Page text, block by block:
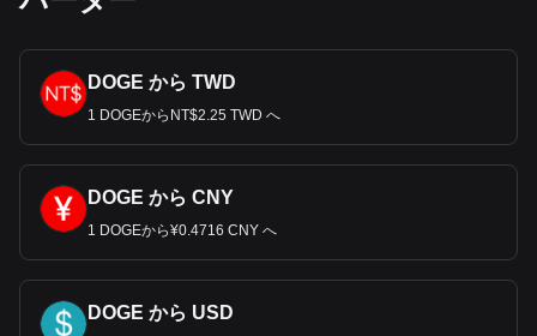
DOGE から TWD
1 DOGEからNT$2.25 TWD へ
DOGE から CNY
1 DOGEから¥0.4716 CNY へ
DOGE から USD